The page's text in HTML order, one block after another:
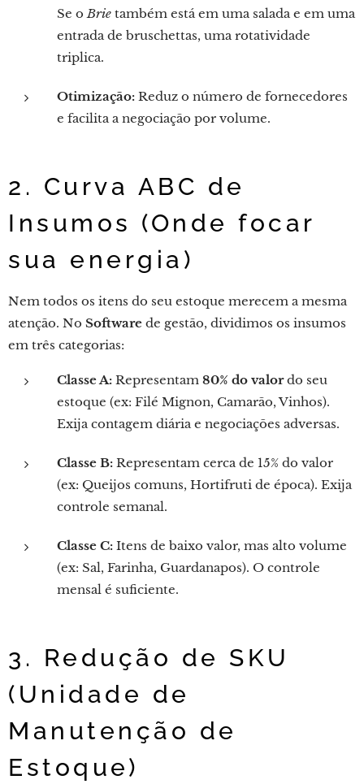
Se oBrie também está em uma salada e em uma
entrada de bruschettas, uma rotatividade
triplica.
Otimização: Reduz o número de fornecedores
e facilita a negociação por volume.
2. Curva ABC de
Insumos (Onde focar
sua energia)
Nem todos os itens do seu estoque merecem a mesma
atenção. No Software de gestão, dividimos os insumos
em três categorias:
Classe A: Representam 80% do valordo seu
estoque (ex: Filé Mignon, Camarão, Vinhos).
Exija contagem diária e negociações adversas.
Classe B: Representam cerca de 15% do valor
(ex: Queijos comuns, Hortifruti de época). Exija
controle semanal.
Classe C: Itens de baixo valor, mas alto volume
(ex: Sal, Farinha, Guardanapos). O controle
mensal é suficiente.
3. Redução de SKU
(Unidade de
Manutenção de
Estoque)